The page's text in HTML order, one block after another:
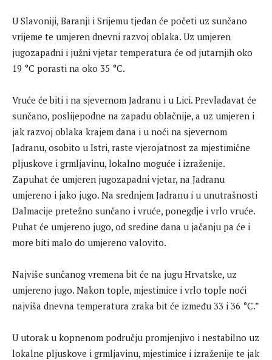
U Slavoniji, Baranji i Srijemu tjedan će početi uz sunčano
vrijeme te umjeren dnevni razvoj oblaka. Uz umjeren
jugozapadni i južni vjetar temperatura će od jutarnjih oko
19 °C porasti na oko 35 °C.
Vruće će biti i na sjevernom Jadranu i u Lici. Prevladavat će
sunčano, poslijepodne na zapadu oblačnije, a uz umjeren i
jak razvoj oblaka krajem dana i u noći na sjevernom
Jadranu, osobito u Istri, raste vjerojatnost za mjestimične
pljuskove i grmljavinu, lokalno moguće i izraženije.
Zapuhat će umjeren jugozapadni vjetar, na Jadranu
umjereno i jako jugo. Na srednjem Jadranu i u unutrašnosti
Dalmacije pretežno sunčano i vruće, ponegdje i vrlo vruće.
Puhat će umjereno jugo, od sredine dana u jačanju pa će i
more biti malo do umjereno valovito.
Najviše sunčanog vremena bit će na jugu Hrvatske, uz
umjereno jugo. Nakon tople, mjestimice i vrlo tople noći
najviša dnevna temperatura zraka bit će između 33 i 36 °C.”
U utorak u kopnenom području promjenjivo i nestabilno uz
lokalne pljuskove i grmljavinu, mjestimice i izraženije te jak